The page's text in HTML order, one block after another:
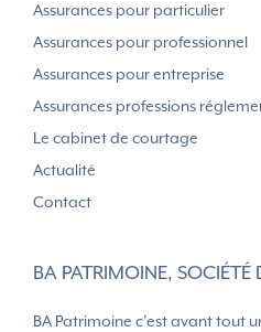
Assurances pour particulier
Assurances pour professionnel
Assurances pour entreprise
Assurances professions
Le cabinet de courtage
Actualité
Contact
BA PATRIMOINE, SOCIÉTÉ
BA Patrimoine c’est avant tout